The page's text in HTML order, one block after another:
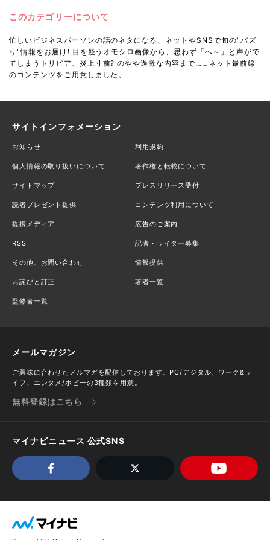
このカテゴリーについて
忙しいビジネスパーソンの話のネタになる、ネットやSNSで旬の"バズ
り"情報をお届け! 目を疑うオモシロ画像から、思わず「へ～」と声がで
てしまうトリビア、炎上寸前? のやや過激な内容まで……ネット最前線
のコンテンツをご用意しました。
サイトインフォメーション
お知らせ 利用規約
個人情報の取り扱いについて 著作権と転載について
サイトマップ プレスリリース受付
読者プレゼント提供 コンテンツ利用について
提携メディア 広告のご案内
RSS 記者・ライター募集
その他、お問い合わせ 情報提供
お詫びと訂正 著者一覧
監修者一覧
メールマガジン
ご興味に合わせたメルマガを配信しております。PC/デジタル、ワーク&ラ
イフ、エンタメ/ホビーの3種類を用意。
無料登録はこちら
マイナビニュース 公式SNS